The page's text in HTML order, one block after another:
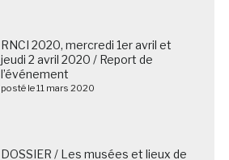
RNCI 2020, mercredi 1er avril et
jeudi 2 avril 2020 / Report de
l’événement
posté le 11 mars 2020
DOSSIER / Les musées et lieux de